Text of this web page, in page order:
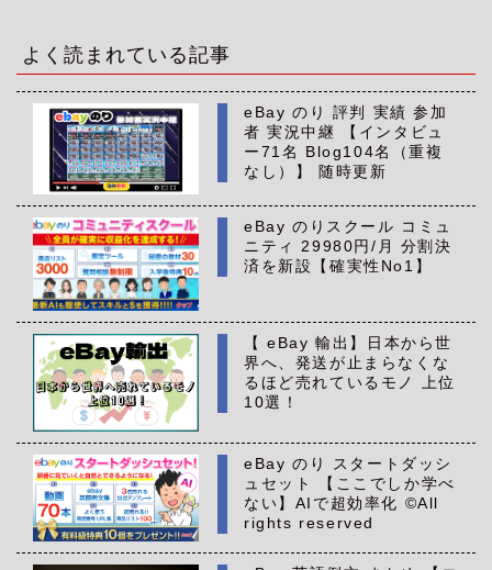
ブ
よく読まれている記事
eBay のり 評判 実績 参加
者 実況中継 【インタビュ
ー71名 Blog104名（重複
なし）】 随時更新
eBay のりスクール コミュ
ニティ 29980円/月 分割決
済を新設【確実性No1】
【 eBay 輸出】日本から世
界へ、発送が止まらなくな
るほど売れているモノ 上位
10選！
eBay のり スタートダッシ
ュセット 【ここでしか学べ
ない】AIで超効率化 ©All
rights reserved